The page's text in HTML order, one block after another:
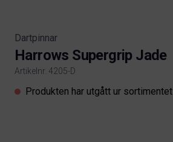
Dartpinnar
Harrows Supergrip Jade
Artikelnr. 4205-D
Product information
Produkten har utgått ur sortimentet